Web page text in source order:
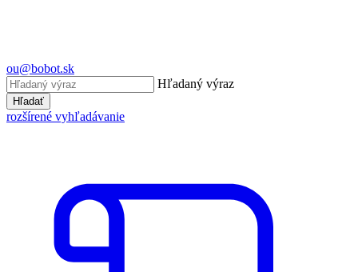
ou@bobot.sk
Hľadaný výraz
Hľadať
rozšírené vyhľadávanie